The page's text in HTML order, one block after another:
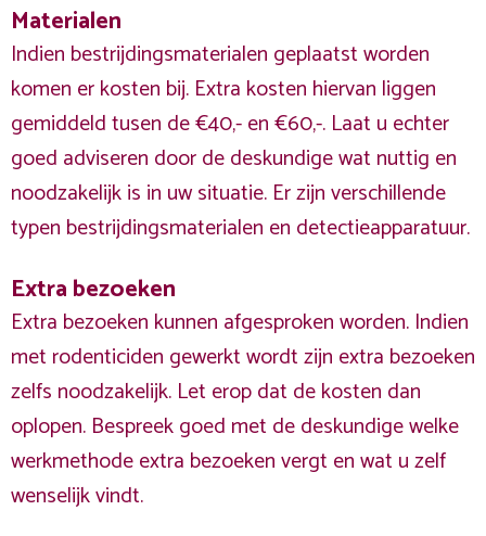
Materialen
Indien bestrijdingsmaterialen geplaatst worden
komen er kosten bij. Extra kosten hiervan liggen
gemiddeld tusen de €40,- en €60,-. Laat u echter
goed adviseren door de deskundige wat nuttig en
noodzakelijk is in uw situatie. Er zijn verschillende
typen bestrijdingsmaterialen en detectieapparatuur.
Extra bezoeken
Extra bezoeken kunnen afgesproken worden. Indien
met rodenticiden gewerkt wordt zijn extra bezoeken
zelfs noodzakelijk. Let erop dat de kosten dan
oplopen. Bespreek goed met de deskundige welke
werkmethode extra bezoeken vergt en wat u zelf
wenselijk vindt.